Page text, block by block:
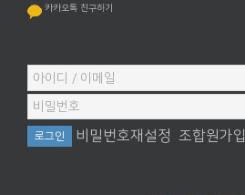
카카오톡 친구하기
비밀번호재설정 조합원가입